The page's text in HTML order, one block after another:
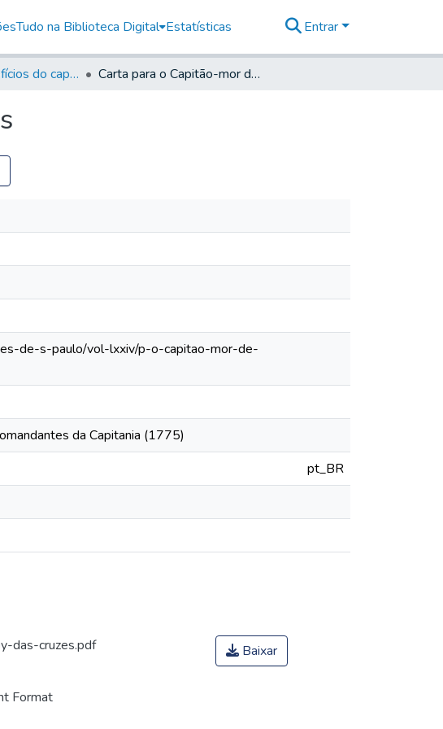
Tudo na Biblioteca Digital Estatísticas Entrar
Volume 74 - Ofícios do capitão General Martim Lopes Lobo de Saldanha às Câmaras e Comandantes da Capitania (1775) Carta para o Capitão-mor de Mogi das Cruzes
de-s-paulo/vol-lxxiv/p-o-capitao-mor-de-
da Capitania (1775)
pt_BR
das-cruzes.pdf
Format
Baixar